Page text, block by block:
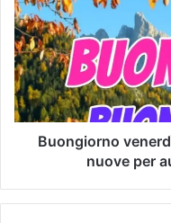
Buongiorno
nuove per